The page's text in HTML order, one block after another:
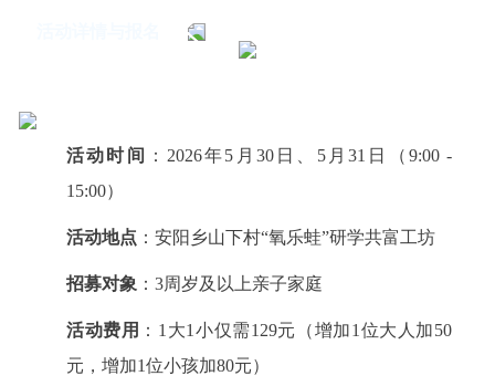
活动时间
：2026年5月30日、5月31日（9:00 -
15:00）
活动地点 ：安阳乡山下村“氧乐蛙”研学共富工坊
招募对象 ：3周岁及以上亲子家庭
活动费用 ：1大1小仅需129元（增加1位大人加50
元，增加1位小孩加80元）